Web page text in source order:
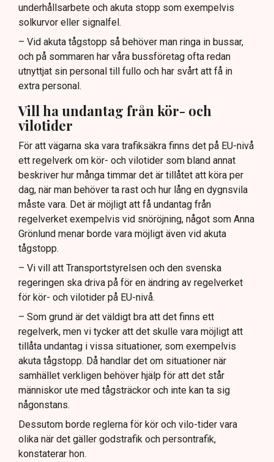
underhållsarbete och akuta stopp som exempelvis
solkurvor eller signalfel.
– Vid akuta tågstopp så behöver man ringa in bussar,
och på sommaren har våra bussföretag ofta redan
utnyttjat sin personal till fullo och har svårt att få in
extra personal.
Vill ha undantag från kör- och
vilotider
För att vägarna ska vara trafiksäkra finns det på EU-nivå
ett regelverk om kör- och vilotider som bland annat
beskriver hur många timmar det är tillåtet att köra per
dag, när man behöver ta rast och hur lång en dygnsvila
måste vara. Det är möjligt att få undantag från
regelverket exempelvis vid snöröjning, något som Anna
Grönlund menar borde vara möjligt även vid akuta
tågstopp.
– Vi vill att Transportstyrelsen och den svenska
regeringen ska driva på för en ändring av regelverket
för kör- och vilotider på EU-nivå.
– Som grund är det väldigt bra att det finns ett
regelverk, men vi tycker att det skulle vara möjligt att
tillåta undantag i vissa situationer, som exempelvis
akuta tågstopp. Då handlar det om situationer när
samhället verkligen behöver hjälp för att det står
människor ute med tågsträckor och inte kan ta sig
någonstans.
Dessutom borde reglerna för kör och vilo-tider vara
olika när det gäller godstrafik och persontrafik,
konstaterar hon.